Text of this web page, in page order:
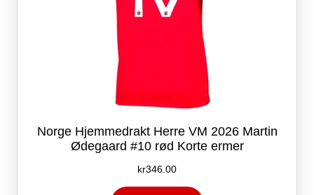
Norge Hjemmedrakt Herre VM 2026 Martin
Ødegaard #10 rød Korte ermer
kr346.00